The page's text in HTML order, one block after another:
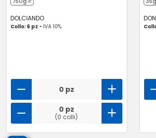
DOLCIANDO
Collo: 6 pz - IVA 10%
0 pz
0 pz
(0 colli)